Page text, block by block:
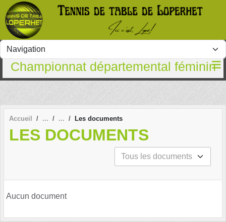
Championnat départemental féminin
Accueil Les documents
LES DOCUMENTS
Aucun document
Panneau de gestion des cookies